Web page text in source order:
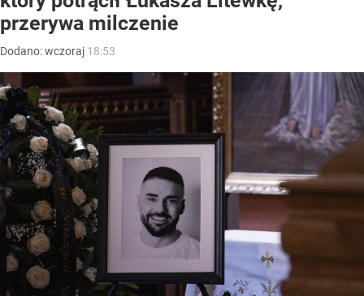
przerywa milczenie
Dodano:wczoraj 18:53